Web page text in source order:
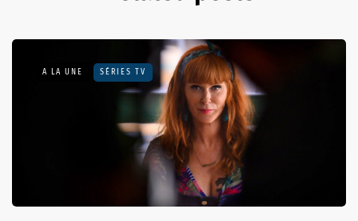
A LA UNE SÉRIES TV